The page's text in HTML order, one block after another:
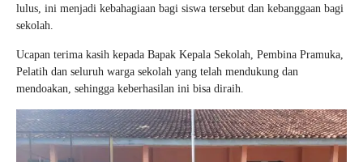
lulus, ini menjadi kebahagiaan bagi siswa tersebut dan kebanggaan bagi
sekolah.
Ucapan terima kasih kepada Bapak Kepala Sekolah, Pembina Pramuka,
Pelatih dan seluruh warga sekolah yang telah mendukung dan
mendoakan, sehingga keberhasilan ini bisa diraih.